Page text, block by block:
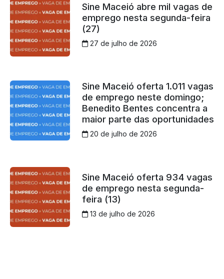
Sine Maceió abre mil vagas de
emprego nesta segunda-feira
(27)
27 de julho de 2026
Sine Maceió oferta 1.011 vagas
de emprego neste domingo;
Benedito Bentes concentra a
maior parte das oportunidades
20 de julho de 2026
Sine Maceió oferta 934 vagas
de emprego nesta segunda-
feira (13)
13 de julho de 2026